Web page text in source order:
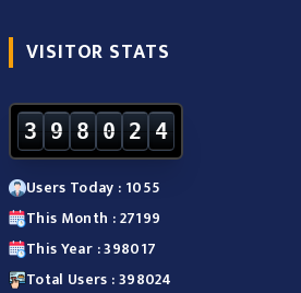
VISITOR STATS
3 9 8 0 2 4
Users Today : 1055
This Month : 27199
This Year : 398017
Total Users : 398024